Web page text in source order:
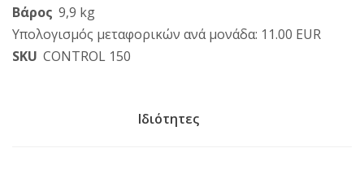
Βάρος 9,9 kg
Υπολογισμός μεταφορικών ανά μονάδα: 11.00 EUR
SKU CONTROL 150
Ιδιότητες